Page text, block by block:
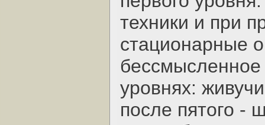
техники и при
стационарные
уровнях:
после пятого -